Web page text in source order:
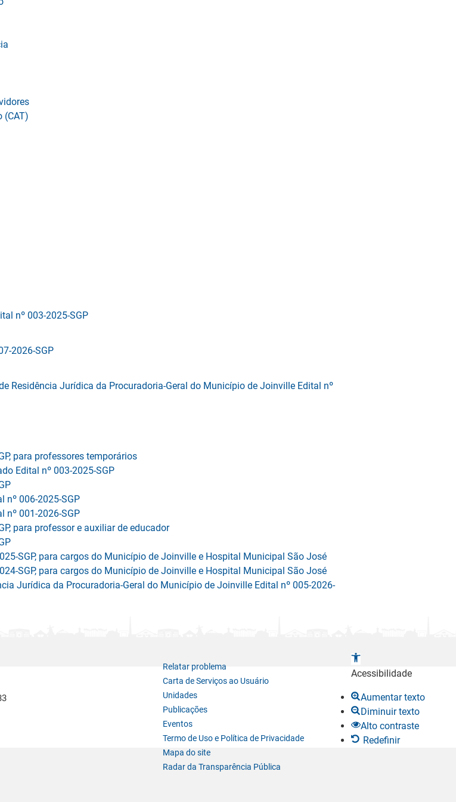
(CAT)
nº 003-2025-SGP
2026-SGP
Residência Jurídica da Procuradoria-Geral do Município de Joinville Edital nº
para professores temporários
Edital nº 003-2025-SGP
nº 006-2025-SGP
nº 001-2026-SGP
para professor e auxiliar de educador
SGP, para cargos do Município de Joinville e Hospital Municipal São José
SGP, para cargos do Município de Joinville e Hospital Municipal São José
Jurídica da Procuradoria-Geral do Município de Joinville Edital nº 005-2026-
Relatar problema
Carta de Serviços ao Usuário
Unidades
Publicações
Eventos
Termo de Uso e Política de Privacidade
Mapa do site
Radar da Transparência Pública
A
b
i
r
a
b
Acessibilidade
Aumentar texto
Diminuir texto
Alto contraste
Redefinir